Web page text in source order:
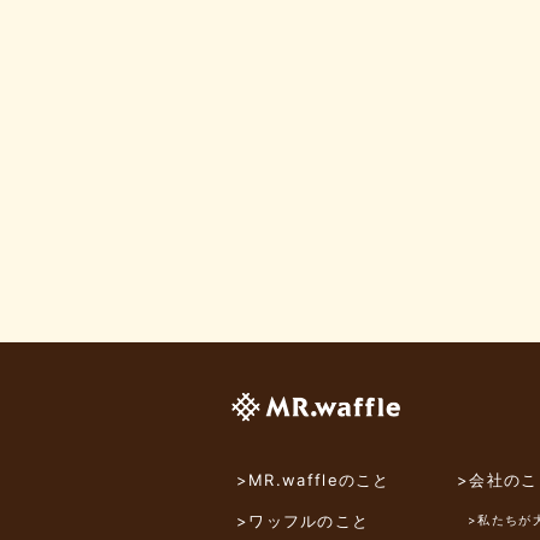
>MR.waffleのこと
>ワッフルのこと
>会社の
>私たちが